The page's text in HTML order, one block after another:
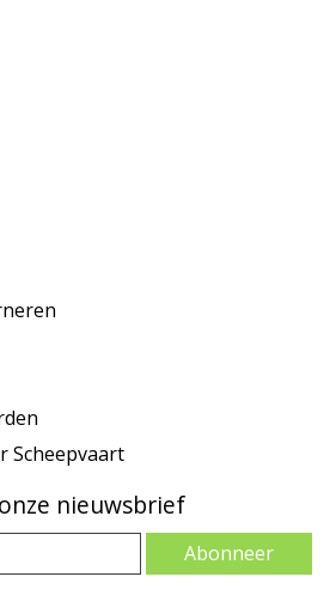
Scheepvaart
nieuwsbrief
Abonneer